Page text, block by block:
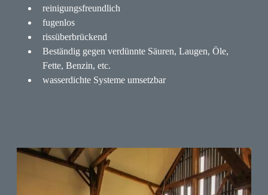
reinigungsfreundlich
fugenlos
rissüberbrückend
Beständig gegen verdünnte Säuren, Laugen, Öle,
Fette, Benzin, etc.
wasserdichte Systeme umsetzbar